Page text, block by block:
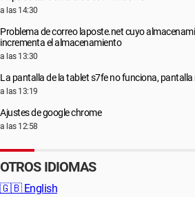
a las 14:30
Problema de correo laposte.net cuyo
incrementa el almacenamiento
a las 13:30
La pantalla de la tablet s7fe no funciona, pantalla
a las 13:19
Ajustes de google chrome
a las 12:58
OTROS IDIOMAS
🇬🇧 English